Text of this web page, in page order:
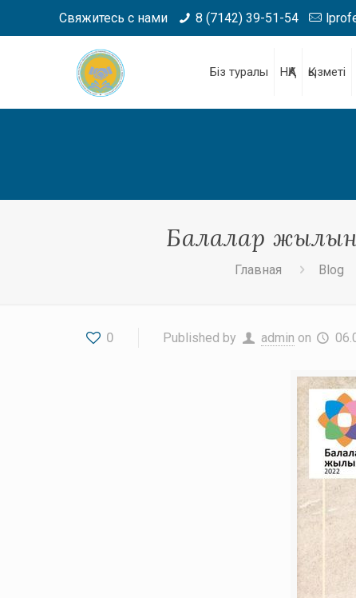
Свяжитесь с нами 8 (7142) 39-51-54
Біз туралы НҚА Қызметі
Балалар
Главная Blog
0 Published by admin on